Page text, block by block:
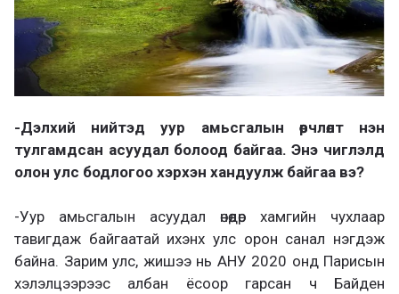
-Дэлхий нийтэд уур амьсгалын өөрчлөлт нэн
тулгамдсан асуудал болоод байгаа. Энэ чиглэлд
олон улс бодлогоо хэрхэн хандуулж байгаа вэ?
-Уур амьсгалын асуудал өнөөдөр хамгийн чухлаар
тавигдаж байгаатай ихэнх улс орон санал нэгдэж
байна. Зарим улс, жишээ нь АНУ 2020 онд Парисын
хэлэлцээрээс албан ёсоор гарсан ч Байден